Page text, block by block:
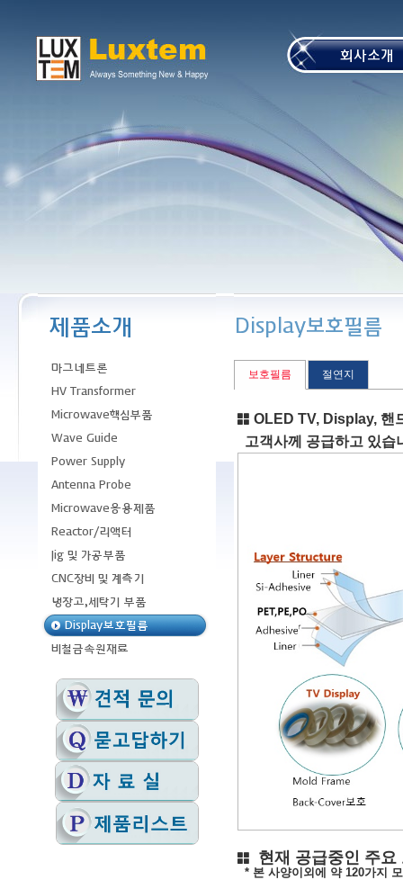
보호필름 절연지
OLED TV, Display, 핸
고객사께 공급하고 있습
현재 공급중인 주
* 본 사양이외에 약 120가지